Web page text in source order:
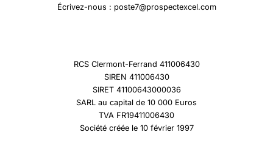
Écrivez-nous : poste7@prospectexcel.com
RCS Clermont-Ferrand 411006430
SIREN 411006430
SIRET 41100643000036
SARL au capital de 10 000 Euros
TVA FR19411006430
Société créée le 10 février 1997